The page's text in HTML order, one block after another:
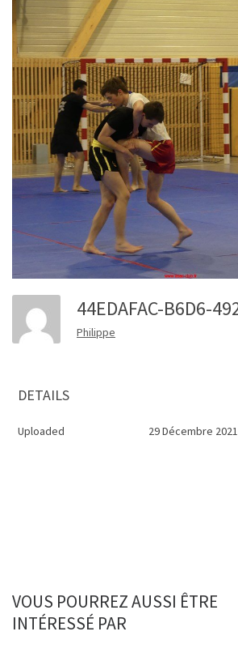
Philippe
DETAILS
Uploaded 29 Décembre 2021
VOUS POURREZ AUSSI ÊTRE
INTÉRESSÉ PAR